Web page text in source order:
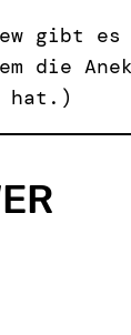
gibt es
die
hat.)